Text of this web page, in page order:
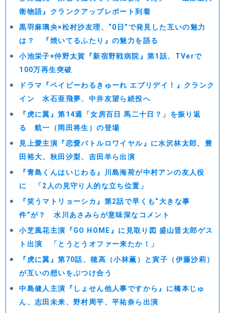
衛物語』クランクアップレポート到着
黒羽麻璃央×松村沙友理、“0日”で発見した互いの魅力
は？ 『焼いてるふたり』の魅力を語る
小池栄子×仲野太賀『新宿野戦病院』第1話、TVerで
100万再生突破
ドラマ『ベイビーわるきゅーれ エブリデイ！』クランク
イン 水石亜飛夢、中井友望ら続投へ
『虎に翼』第14週「女房百日 馬二十日？」を振り返
る 航一（岡田将生）の登場
見上愛主演『恋愛バトルロワイヤル』に水沢林太郎、豊
田裕大、秋田汐梨、吉田羊ら出演
『青島くんはいじわる』川島海荷が中村アンの友人役
に 「2人の見守り人的な立ち位置」
『笑うマトリョーシカ』第2話で早くも“大きな事
件”が？ 水川あさみらが意味深なコメント
小芝風花主演『GO HOME』に見取り図 盛山晋太郎ゲス
ト出演 「とうとうオファー来たか！」
『虎に翼』第70話、穂高（小林薫）と寅子（伊藤沙莉）
が互いの想いをぶつけ合う
中島健人主演『しょせん他人事ですから』に橋本じゅ
ん、志田未来、野村周平、平祐奈ら出演